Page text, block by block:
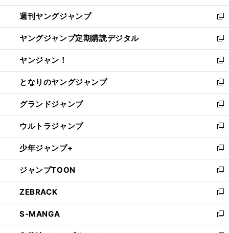
開
く
ウ
で
開
く
ン
ド
ウ
で
開
く
ウ
ィ
ン
ド
ウ
で
開
く
週刊ヤングジャンプ
新
し
い
ウ
ィ
ン
ド
ウ
で
開
く
ヤングジャンプ定期購読デジタル
新
し
い
ウ
ィ
ン
ド
ウ
で
開
く
ヤンジャン！
新
し
い
ウ
ィ
ン
ド
ウ
で
開
く
となりのヤングジャンプ
新
し
い
ウ
ィ
ン
ド
ウ
で
開
く
グランドジャンプ
新
し
い
ウ
ィ
ン
ド
ウ
で
開
く
ウルトラジャンプ
新
し
い
ウ
ィ
ン
ド
ウ
で
開
少年ジャンプ+
新
し
い
ウ
ィ
ン
ド
ウ
ジャンプTOON
新
し
い
ウ
ィ
ン
ZEBRACK
新
し
い
ウ
S-MANGA
新
し